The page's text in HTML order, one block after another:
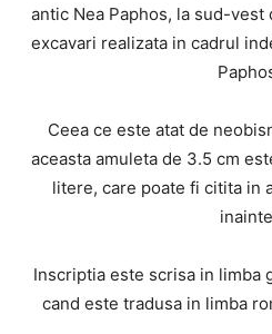
antic Nea Paphos, la sud-
excavari realizata in cadrul
Ceea ce este atat de
aceasta amuleta de 3.5 cm
litere, care poate fi citita in
Inscriptia este scrisa in limba
cand este tradusa in limba